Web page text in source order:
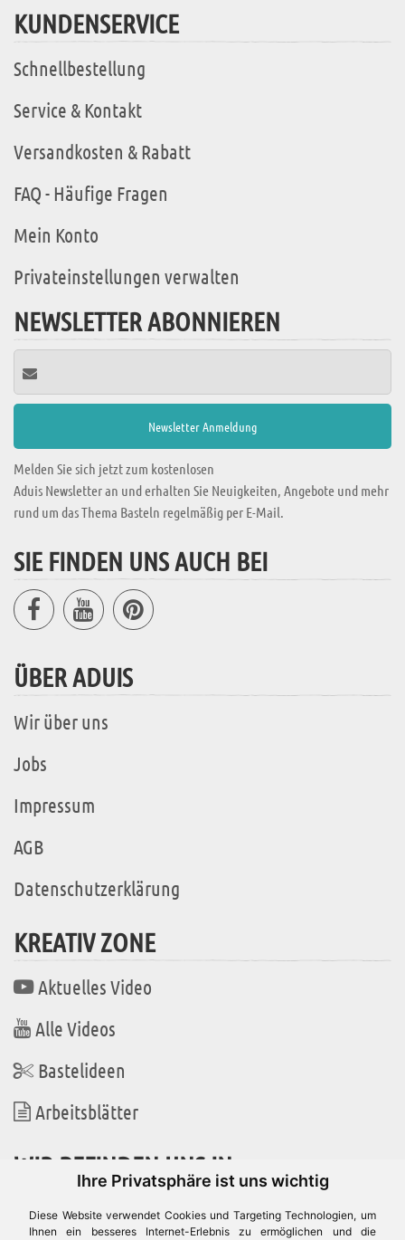
Ihre Privatsphäre ist uns wichtig
Diese Website verwendet Cookies und Targeting Technologien, um
Ihnen ein besseres Internet-Erlebnis zu ermöglichen und die
KUNDENSERVICE
Schnellbestellung
Service & Kontakt
Versandkosten & Rabatt
FAQ - Häufige Fragen
Mein Konto
Privateinstellungen verwalten
NEWSLETTER ABONNIEREN
Melden Sie sich jetzt zum kostenlosen
Aduis Newsletter an und erhalten Sie Neuigkeiten, Angebote und mehr
rund um das Thema Basteln regelmäßig per E-Mail.
SIE FINDEN UNS AUCH BEI
ÜBER ADUIS
Wir über uns
Jobs
Impressum
AGB
Datenschutzerklärung
KREATIV ZONE
Aktuelles Video
Alle Videos
Bastelideen
Arbeitsblätter
WIR BEFINDEN UNS IN